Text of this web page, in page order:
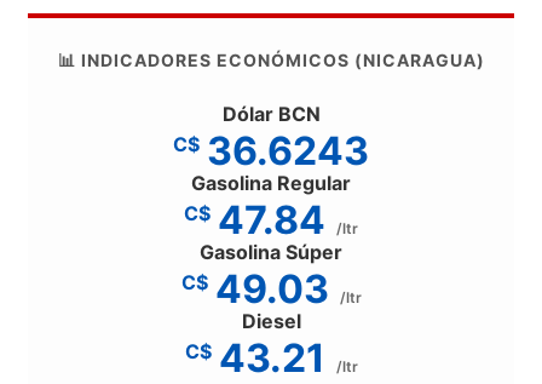
📊 INDICADORES ECONÓMICOS (NICARAGUA)
Dólar BCN
C$ 36.6243
Gasolina Regular
C$ 47.84 /ltr
Gasolina Súper
C$ 49.03 /ltr
Diesel
C$ 43.21 /ltr